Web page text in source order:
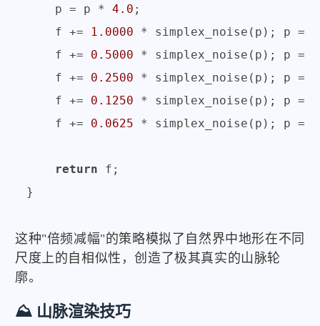
    p = p *
4.0 ;
    f +=
1.0000 * simplex_noise(p); p =
    f +=
0.5000 * simplex_noise(p); p =
    f +=
0.2500 * simplex_noise(p); p =
    f +=
0.1250 * simplex_noise(p); p =
    f +=
0.0625 * simplex_noise(p); p =
return f;
这种"倍频减幅"的策略模拟了自然界中地形在不同
尺度上的自相似性，创造了极其真实的山脉轮
廓。
⛰️ 山脉渲染技巧